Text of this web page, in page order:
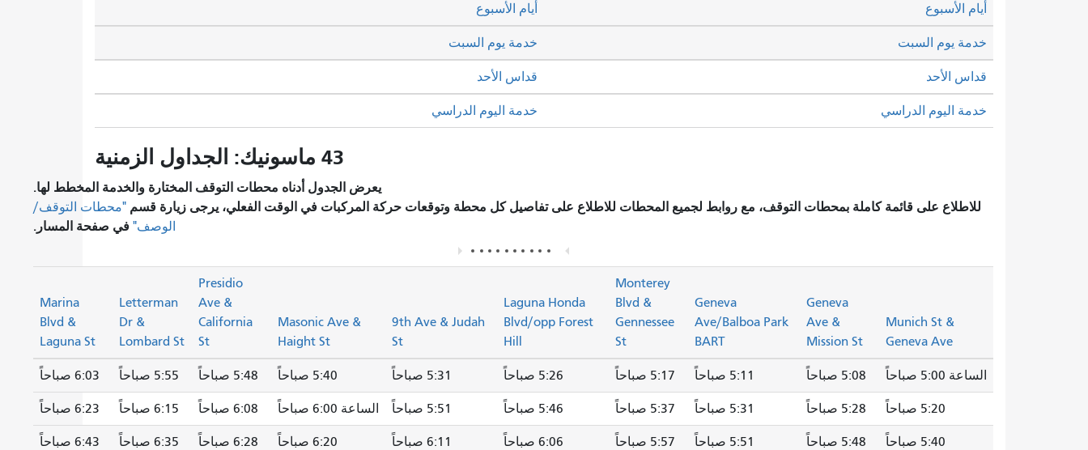
خدمة يوم السبت خدمة يوم السبت
قداس الأحد قداس الأحد
أيام الأسبوع أيام الأسبوع
خدمة اليوم الدراسي خدمة اليوم الدراسي
43 ماسونيك: الجداول الزمنية
يعرض الجدول أدناه محطات التوقف المختارة والخدمة المخطط لها.
للاطلاع على قائمة كاملة بمحطات التوقف، مع روابط لجميع المحطات للاطلاع على تفاصيل كل محطة وتوقعات حركة المركبات في الوقت الفعلي، يرجى زيارة قسم "محطات التوقف/
الوصف" في صفحة المسار.
Munich St &
Geneva Ave
Geneva
Ave &
Mission St
Geneva
Ave/Balboa Park
BART
Monterey
Blvd &
Gennessee
St
Laguna Honda
Blvd/opp Forest
Hill
9th Ave & Judah
St
Masonic Ave &
Haight St
Presidio
Ave &
California
St
Letterman
Dr &
Lombard St
Marina
Blvd &
Laguna St
الساعة 5:00 صباحاً 5:08 صباحاً 5:11 صباحاً 5:17 صباحاً 5:26 صباحاً 5:31 صباحاً 5:40 صباحاً 5:48 صباحاً 5:55 صباحاً 6:03 صباحاً
5:20 صباحاً 5:28 صباحاً 5:31 صباحاً 5:37 صباحاً 5:46 صباحاً 5:51 صباحاً الساعة 6:00 صباحاً 6:08 صباحاً 6:15 صباحاً 6:23 صباحاً
5:40 صباحاً 5:48 صباحاً 5:51 صباحاً 5:57 صباحاً 6:06 صباحاً 6:11 صباحاً 6:20 صباحاً 6:28 صباحاً 6:35 صباحاً 6:43 صباحاً